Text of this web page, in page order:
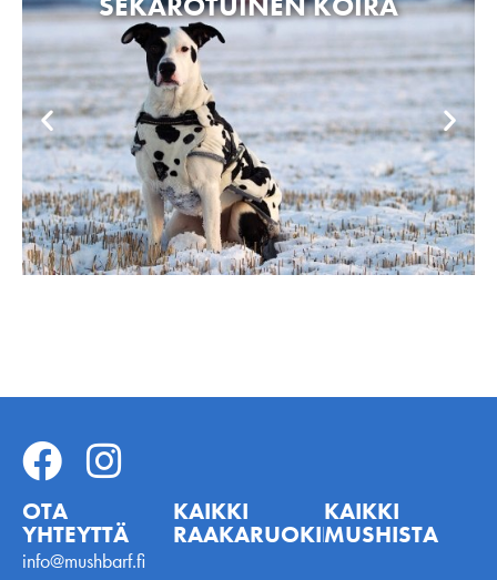
OTA
YHTEYTTÄ
info@mushbarf.fi
KAIKKI
RAAKARUOKINNASTA
KAIKKI
MUSHISTA